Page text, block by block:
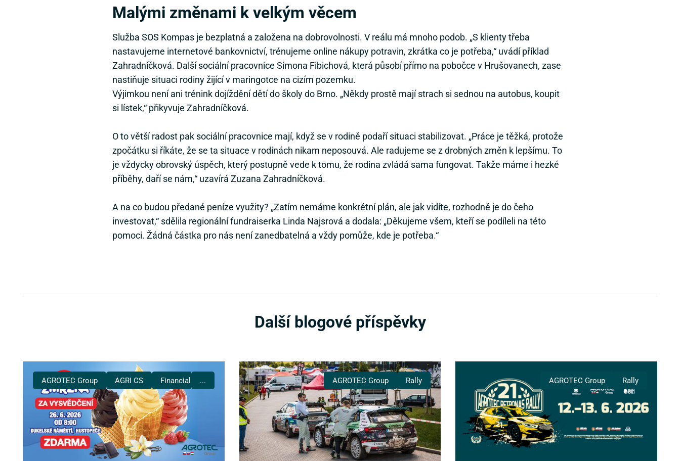
Malými změnami k velkým věcem
Služba SOS Kompas je bezplatná a založena na dobrovolnosti. V reálu má mnoho podob. „S klienty třeba
nastavujeme internetové bankovnictví, trénujeme online nákupy potravin, zkrátka co je potřeba,“ uvádí příklad
Zahradníčková. Další sociální pracovnice Simona Fibichová, která působí přímo na pobočce v Hrušovanech, zase
nastiňuje situaci rodiny žijící v maringotce na cizím pozemku.
Výjimkou není ani trénink dojíždění dětí do školy do Brno. „Někdy prostě mají strach si sednou na autobus, koupit
si lístek,“ přikyvuje Zahradníčková.
O to větší radost pak sociální pracovnice mají, když se v rodině podaří situaci stabilizovat. „Práce je těžká, protože
zpočátku si říkáte, že se ta situace v rodinách nikam neposouvá. Ale radujeme se z drobných změn k lepšímu. To
je vždycky obrovský úspěch, který postupně vede k tomu, že rodina zvládá sama fungovat. Takže máme i hezké
příběhy, daří se nám,“ uzavírá Zuzana Zahradníčková.
A na co budou předané peníze využity? „Zatím nemáme konkrétní plán, ale jak vidíte, rozhodně je do čeho
investovat,“ sdělila regionální fundraiserka Linda Najsrová a dodala: „Děkujeme všem, kteří se podíleli na této
pomoci. Žádná částka pro nás není zanedbatelná a vždy pomůže, kde je potřeba.“
Další blogové příspěvky
AGROTEC Group AGRI CS Financial Services
... AGROTEC Group Rally AGROTEC Group Rally